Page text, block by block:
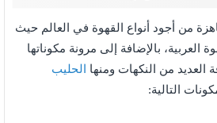
من أجود أنواع القهوة في العالم حيث
بالإضافة إلى مرونة مكوناتها
من النكهات ومنها
الحليب
التالية: